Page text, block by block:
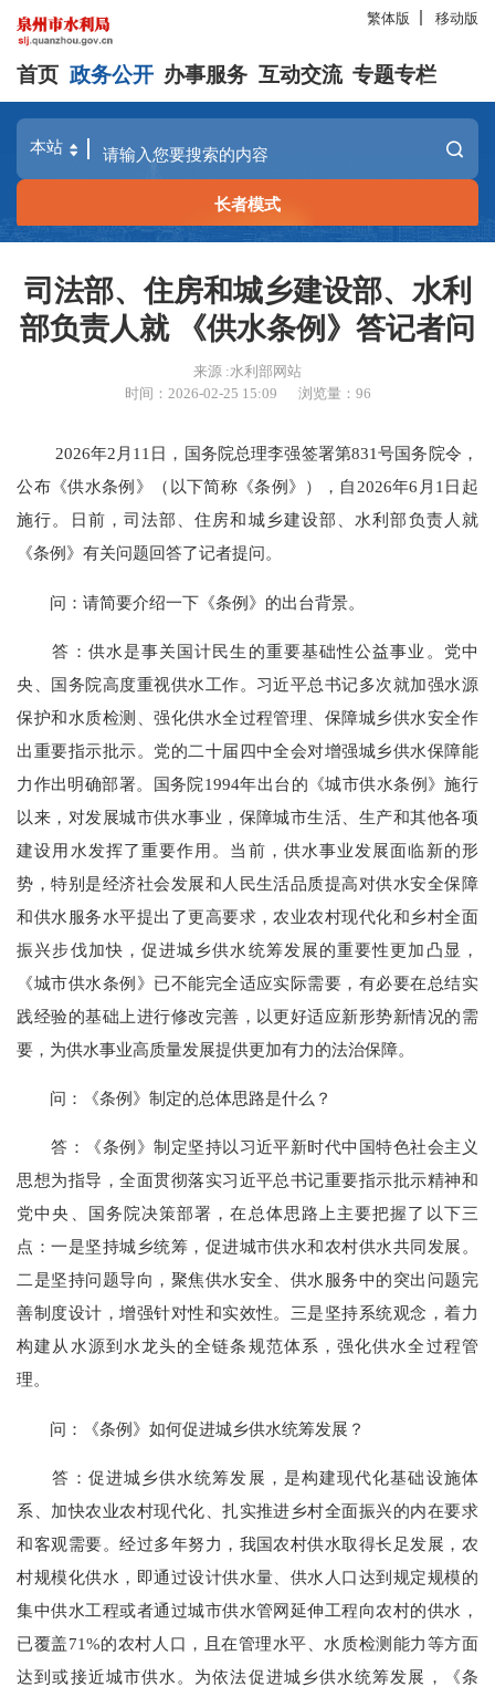
繁体版 移动版
首页 政务公开 办事服务 互动交流 专题专栏
长者模式
司法部、住房和城乡建设部、水利
部负责人就 《供水条例》答记者问
来源 :水利部网站
时间：2026-02-25 15:09
浏览量： 96
2026年2月11日，国务院总理李强签署第831号国务院令，
公布《供水条例》（以下简称《条例》），自2026年6月1日起
施行。日前，司法部、住房和城乡建设部 、水利部负责人就
《条例》有关问题回答了记者提问。
问：请简要介绍一下《条例》的出台背景。
答：供水是事关国计民生的重要基础性公益事业。党中
央、国务院高度重视供水工作。习近平总书记多次就加强水源
保护和水质检测、强化供水全过程管理、保障城乡供水安全作
出重要指示批示。党的二十届四中全会对增强城乡供水保障能
力作出明确部署。国务院1994年出台的《城市供水条例》施行
以来，对发展城市供水事业，保障城市生活、生产和其他各项
建设用水发挥了重要作用。当前，供水事业发展面临新的形
势，特别是经济社会发展和人民生活品质提高对供水安全保障
和供水服务水平提出了更高要求，农业农村现代化和乡村全面
振兴步伐加快，促进城乡供水统筹发展的重要性更加凸显，
《城市供水条例》已不能完全适应实际需要，有必要在总结实
践经验的基础上进行修改完善，以更好适应新形势新情况的需
要，为供水事业高质量发展提供更加有力的法治保障。
问：《条例》制定的总体思路是什么？
答：《条例》制定坚持以习近平新时代中国特色社会主义
思想为指导，全面贯彻落实习近平总书记重要指示批示精神和
党中央、国务院决策部署，在总体思路上主要把握了以下三
点：一是坚持城乡统筹，促进城市供水和农村供水共同发展。
二是坚持问题导向，聚焦供水安全、供水服务中的突出问题完
善制度设计，增强针对性和实效性。三是坚持系统观念，着力
构建从水源到水龙头的全链条规范体系，强化供水全过程管
理。
问：《条例》如何促进城乡供水统筹发展？
答：促进城乡供水统筹发展，是构建现代化基础设施体
系、加快农业农村现代化、扎实推进乡村全面振兴的内在要求
和客观需要。经过多年努力，我国农村供水取得长足发展，农
村规模化供水，即通过设计供水量、供水人口达到规定规模的
集中供水工程或者通过城市供水管网延伸工程向农村的供水，
已覆盖71%的农村人口 ，且在管理水平、水质检测能力等方面
达到或接近城市供水。为依法促进城乡供水统筹发展，《条